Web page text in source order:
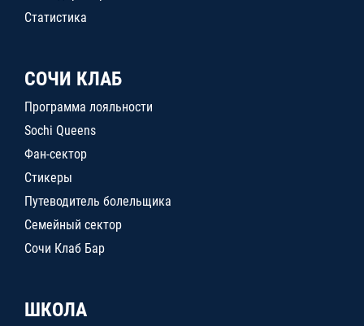
Статистика
СОЧИ КЛАБ
Программа лояльности
Sochi Queens
Фан-сектор
Стикеры
Путеводитель болельщика
Семейный сектор
Сочи Клаб Бар
ШКОЛА